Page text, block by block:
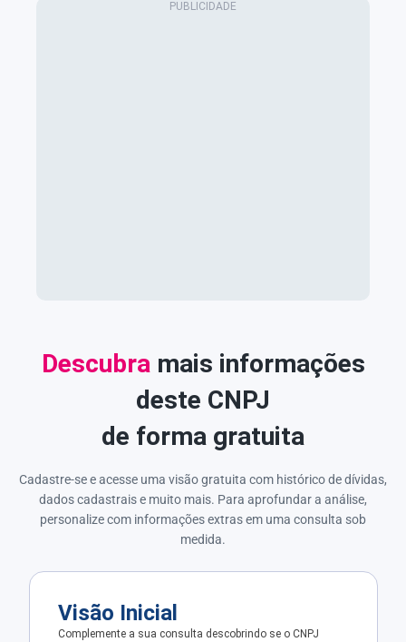
Descubra mais informações
deste CNPJ
de forma gratuita
Cadastre-se e acesse uma visão gratuita com histórico de dívidas,
dados cadastrais e muito mais. Para aprofundar a análise,
personalize com informações extras em uma consulta sob
medida.
Visão Inicial
Complemente a sua consulta descobrindo se o CNPJ